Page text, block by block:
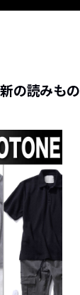
の読みもの